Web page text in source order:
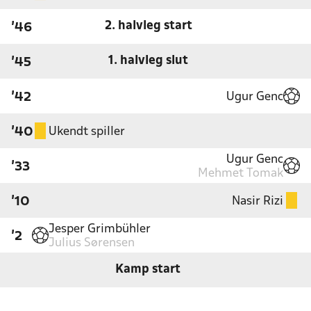
'46 2. halvleg start
'45 1. halvleg slut
'42 Ugur Genc
'40 Ukendt spiller
'33
Ugur Genc
Mehmet Tomak
'10 Nasir Rizi
'2
Jesper Grimbühler
Julius Sørensen
Kamp start